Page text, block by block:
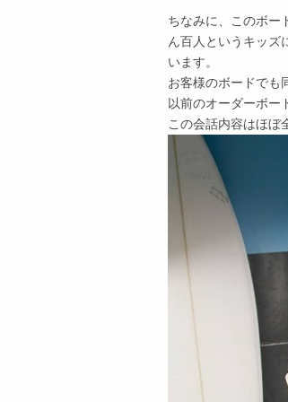
ちなみに、このボー
ん百人というキッズ
います。
お客様のボードでも
以前のオーダーボー
この会話内容はほぼ